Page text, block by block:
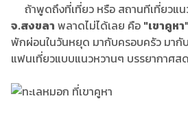
ถ้าพูดถึงที่เที่ยว หรือ สถานทีเที่ยวแน
จ.สงขลา พลาดไม่ได้เลย คือ "เขาคูห
พักผ่อนในวันหยุด มากับครอบครัว มากั
แฟนเที่ยวแบบแนวหวานๆ บรรยากาศส